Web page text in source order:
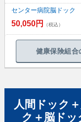
センター病院脳ドック
50,050円 （税込）
健康保険組合
人間ドック
ク＋脳ドッ